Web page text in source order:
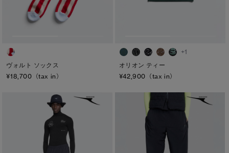
ヴォルト ソックス
¥18,700（tax in）
+1
オリオン ティー
¥42,900（tax in）